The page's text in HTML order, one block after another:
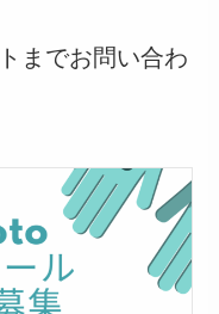
までお問い合わ